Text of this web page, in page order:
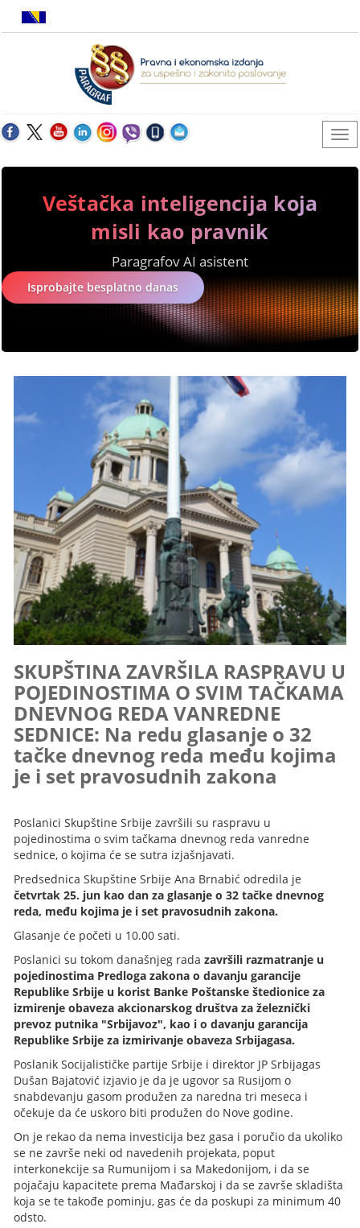
Veštačka inteligencija koja
misli kao pravnik
Paragrafov AI asistent
Isprobajte besplatno danas
SKUPŠTINA ZAVRŠILA RASPRAVU U
POJEDINOSTIMA O SVIM TAČKAMA
DNEVNOG REDA VANREDNE
SEDNICE: Na redu glasanje o 32
tačke dnevnog reda među kojima
je i set pravosudnih zakona
Poslanici Skupštine Srbije završili su raspravu u
pojedinostima o svim tačkama dnevnog reda vanredne
sednice, o kojima će se sutra izjašnjavati.
Predsednica Skupštine Srbije Ana Brnabić odredila je
četvrtak 25. jun kao dan za glasanje o 32 tačke dnevnog
reda, među kojima je i set pravosudnih zakona.
Glasanje će početi u 10.00 sati.
Poslanici su tokom današnjeg radazavršili razmatranje u
pojedinostima Predloga zakona o davanju garancije
Republike Srbije u korist Banke Poštanske štedionice za
izmirenje obaveza akcionarskog društva za železnički
prevoz putnika "Srbijavoz", kao i o davanju garancija
Republike Srbije za izmirivanje obaveza Srbijagasa.
Poslanik Socijalističke partije Srbije i direktor JP Srbijagas
Dušan Bajatović izjavio je da je ugovor sa Rusijom o
snabdevanju gasom produžen za naredna tri meseca i
očekuje da će uskoro biti produžen do Nove godine.
On je rekao da nema investicija bez gasa i poručio da ukoliko
se ne završe neki od navedenih projekata, poput
interkonekcije sa Rumunijom i sa Makedonijom, i da se
pojačaju kapacitete prema Mađarskoj i da se završe skladišta
koja se te takođe pominju, gas će da poskupi za minimum 40
odsto.